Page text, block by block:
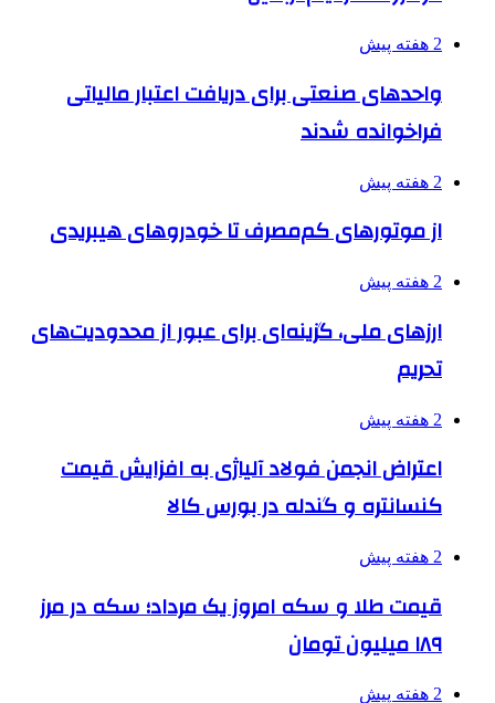
2 هفته پیش
واحدهای صنعتی برای دریافت اعتبار مالیاتی
فراخوانده شدند
2 هفته پیش
از موتورهای کم‌مصرف تا خودروهای هیبریدی
2 هفته پیش
ارزهای ملی، گزینه‌ای برای عبور از محدودیت‌های
تحریم
2 هفته پیش
اعتراض انجمن فولاد آلیاژی به افزایش قیمت
کنسانتره و گندله در بورس کالا
2 هفته پیش
قیمت طلا و سکه امروز یک مرداد؛ سکه در مرز
۱۸۹ میلیون تومان
2 هفته پیش